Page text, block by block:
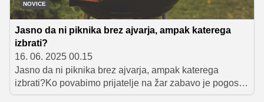
NOVICE
Jasno da ni piknika brez ajvarja, ampak katerega
izbrati?
16. 06. 2025 00.15
Jasno da ni piknika brez ajvarja, ampak katerega
izbrati?Ko povabimo prijatelje na žar zabavo je pogosto
fokus na tisto, kar bo cvrčalo, vendar raznovrstnega